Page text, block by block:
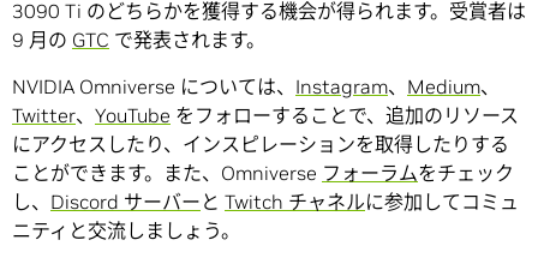
3090 Ti のどちらかを獲得する機会が得られます。受賞者は
9 月の GTC で発表されます。
NVIDIA Omniverse については、 Instagram、 Medium、
Twitter、 YouTube をフォローすることで、追加のリソース
にアクセスしたり、インスピレーションを取得したりする
ことができます。また、Omniverse フォーラムをチェック
し、 Discord サーバー と Twitch チャネルに参加してコミュ
ニティと交流しましょう。